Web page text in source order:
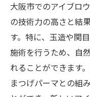
最新のアイ
サロンで人
施術
トレンドに
特徴
専門家監
大阪市でのアイブロ
の技術力の高さと結
す。特に、玉造や関
施術を行うため、自
れることができます
まつげパーマとの組